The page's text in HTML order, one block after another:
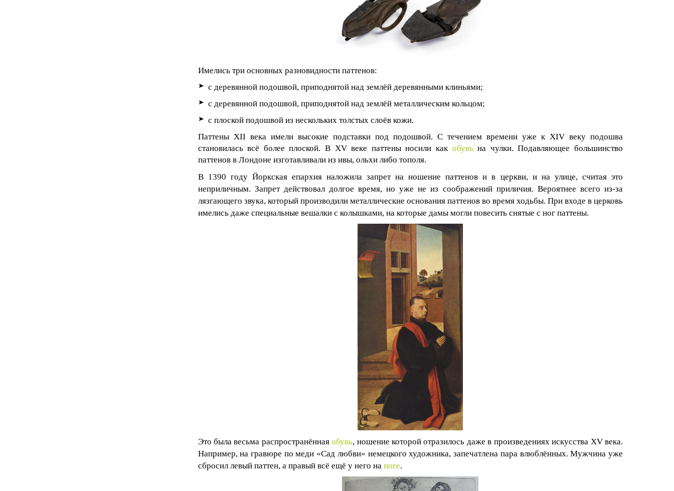
Имелись три основных разновидности паттенов:
с деревянной подошвой, приподнятой над землёй деревянными клиньями;
с деревянной подошвой, приподнятой над землёй металлическим кольцом;
с плоской подошвой из нескольких толстых слоёв кожи.
Паттены XII века имели высокие подставки под подошвой. С течением времени уже к XIV веку подошва
становилась всё более плоской. В XV веке паттены носили как обувьна чулки. Подавляющее большинство
паттенов в Лондоне изготавливали из ивы, ольхи либо тополя.
В 1390 году Йоркская епархия наложила запрет на ношение паттенов и в церкви, и на улице, считая это
неприличным. Запрет действовал долгое время, но уже не из соображений приличия. Вероятнее всего из-за
лязгающего звука, который производили металлические основания паттенов во время ходьбы. При входе в церковь
имелись даже специальные вешалки с колышками, на которые дамы могли повесить снятые с ног паттены.
Это была весьма распространённаяобувь, ношение которой отразилось даже в произведениях искусства XV века.
Например, на гравюре по меди «Сад любви» немецкого художника, запечатлена пара влюблённых. Мужчина уже
сбросил левый паттен, а правый всё ещё у него на ноге.